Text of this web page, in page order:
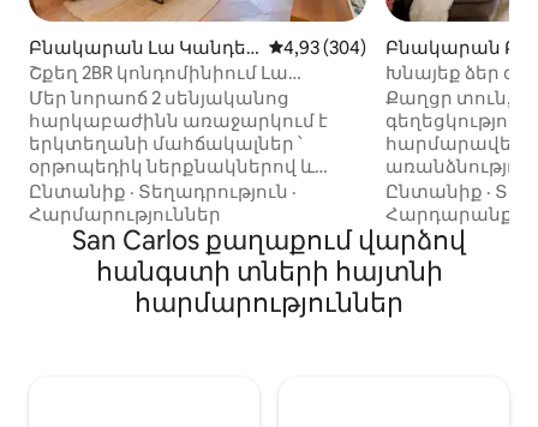
Բնակարան Լա Կանդել
արիա-ում
Միջին վարկանիշը՝ 5-ից
4,93 (304)
Շքեղ 2BR կոնդոմինիում Լա
Կանդելարիայում | Ծխնելույզ և
խորոված
Մեր նորաոճ 2 սենյականոց
հարկաբաժինն առաջարկում է
երկտեղանի մահճակալներ ՝
օրթոպեդիկ ներքնակներով և
անկողնային սպիտակեղենով,
գերարագ օպտիկամանրաթելային
ինտերնետով, հարմարավետ
հյուրասենյակով և խորովածով
առանձին պատիոով ։ Հագեցած է 3
QLED էկրանով
հեռուստացույցներով, 2
Ընտանիք · Տեղադրություն ·
Հարմարություններ
Բնակարան
մ
Խնայեք ձեր
Քաղցր տուն,
գեղեցկություն,
տեսարան ՝
ընդհանուր
կզգաք, երբ
այն, որ դա ձեր
ընտրությունն է: Խնայեք
Ընտանիք ·
Հարդարանք
San Carlos քաղաքում վարձով
հանգստի տների հայտնի
հարմարություններ